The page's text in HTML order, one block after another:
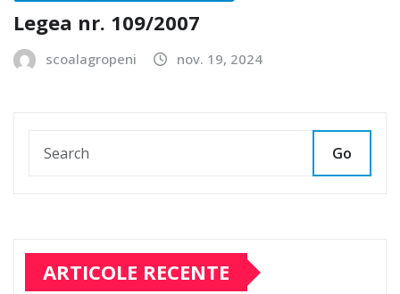
Legea nr. 109/2007
scoalagropeni nov. 19, 2024
Go
ARTICOLE RECENTE